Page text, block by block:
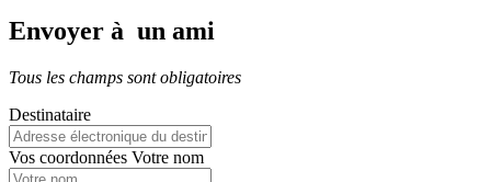
Envoyer à un ami
Tous les champs sont obligatoires
Destinataire
Vos coordonnées Votre nom